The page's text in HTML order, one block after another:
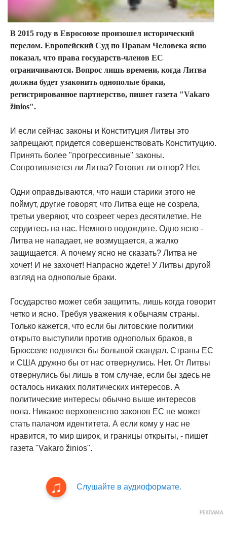
В 2015 году в Евросоюзе произошел исторический
перелом. Европейский Суд по Правам Человека ясно
показал, что права государств-членов ЕС
ограничиваются. Вопрос лишь времени, когда Литва
должна будет узаконить однополые браки,
регистрированное партнерство, пишет газета "Vakaro
žinios".
И если сейчас законы и Конституция Литвы это
запрещают, придется совершенствовать Конституцию.
Принять более "прогрессивные" законы.
Сопротивляется ли Литва? Готовит ли отпор? Нет.
Одни оправдываются, что наши старики этого не
поймут, другие говорят, что Литва еще не созрела,
третьи уверяют, что созреет через десятилетие. Не
сердитесь на нас. Немного подождите. Одно ясно -
Литва не нападает, не возмущается, а жалко
защищается. А почему ясно не сказать? Литва не
хочет! И не захочет! Напрасно ждете! У Литвы другой
взгляд на однополые браки.
Государство может себя защитить, лишь когда говорит
четко и ясно. Требуя уважения к обычаям страны.
Только кажется, что если бы литовские политики
открыто выступили против однополых браков, в
Брюсселе поднялся бы большой скандал. Страны ЕС
и США дружно бы от нас отвернулись. Нет. От Литвы
отвернулись бы лишь в том случае, если бы здесь не
осталось никаких политических интересов. А
политические интересы обычно выше интересов
пола. Никакое верховенство законов ЕС не может
стать палачом идентитета. А если кому у нас не
нравится, то мир широк, и границы открыты, - пишет
газета "Vakaro žinios".
Слушайте в аудиоформате.